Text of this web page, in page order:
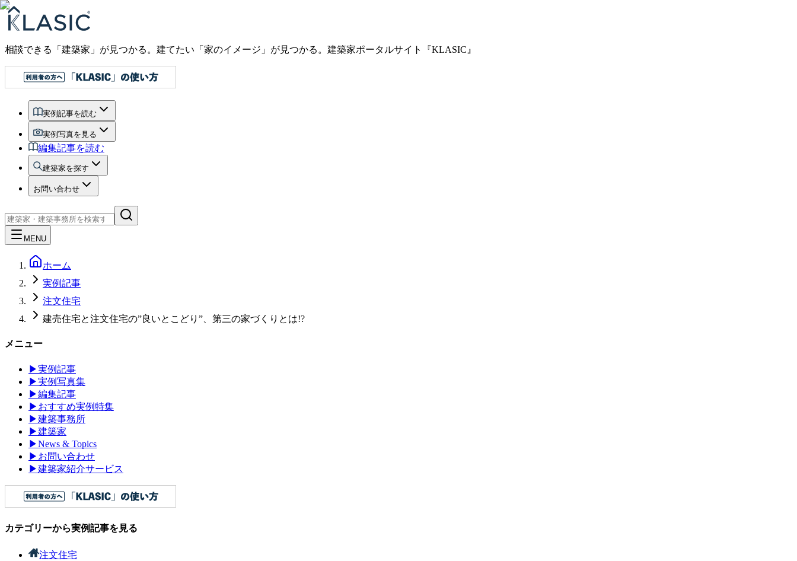
相談できる「建築家」が見つかる。建てたい「家のイメージ」が見つかる。 建築家ポータルサイト『KLASIC』
実例記事を読む
実例写真を見る
編集記事を読む
建築家を探す
お問い合わせ
MENU
ホーム
実例記事
注文住宅
建売住宅と注文住宅の”良いとこどり”、第三の家づくりとは!?
メニュー
▶実例記事
▶実例写真集
▶編集記事
▶ おすすめ実例特集
▶建築事務所
▶建築家
▶News & Topics
▶ お問い合わせ
▶建築家紹介サービス
カテゴリーから実例記事を見る
注文住宅